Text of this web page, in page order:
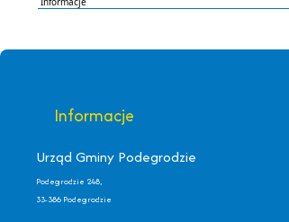
Informacje
Urząd Gminy Podegrodzie
Podegrodzie 248,
33-386 Podegrodzie